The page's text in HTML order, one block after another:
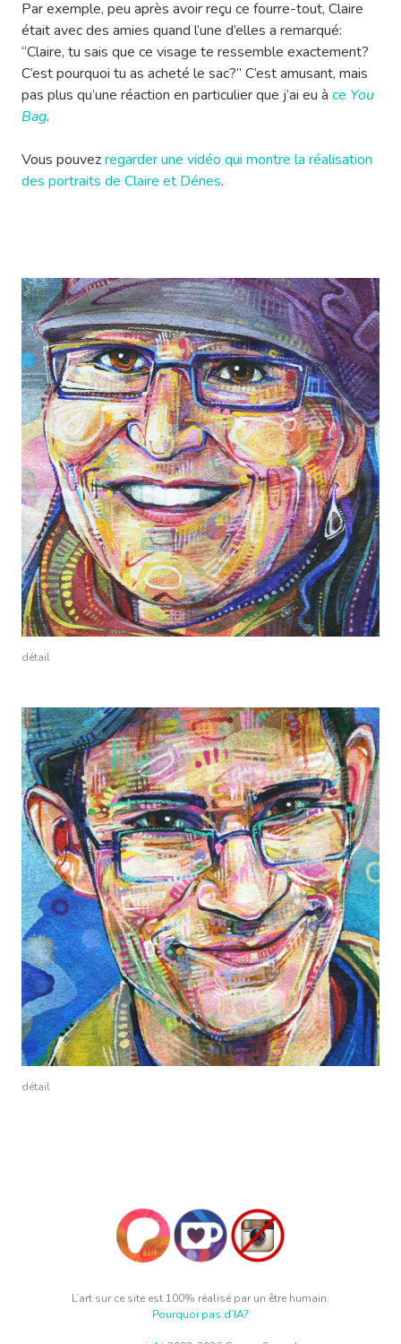
Par exemple, peu après avoir reçu ce fourre-tout, Claire
était avec des amies quand l’une d’elles a remarqué:
“Claire, tu sais que ce visage te ressemble exactement?
C’est pourquoi tu as acheté le sac?” C’est amusant, mais
pas plus qu’une réaction en particulier que j’ai eu à ce You
Bag.
Vous pouvezregarder une vidéo qui montre la réalisation
des portraits de Claire et Dénes.
détail
détail
L’art sur ce site est 100% réalisé par un être humain.
Pourquoi pas d’IA?